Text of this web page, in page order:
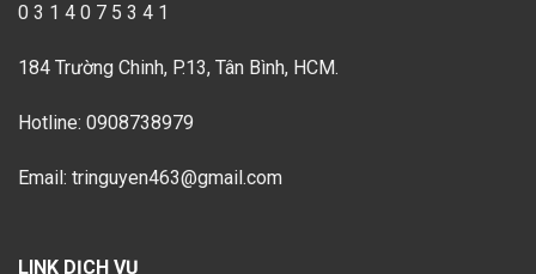
0 3 1 4 0 7 5 3 4 1
184 Trường Chinh, P.13, Tân Bình, HCM.
Hotline: 0908738979
Email: tringuyen463@gmail.com
LINK DỊCH VỤ